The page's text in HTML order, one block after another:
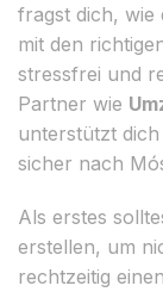
fragst dich, wie
mit den
stressfrei und
Partner wie
unterstützt
sicher nach
Als erstes
erstellen, um
rechtzeitig